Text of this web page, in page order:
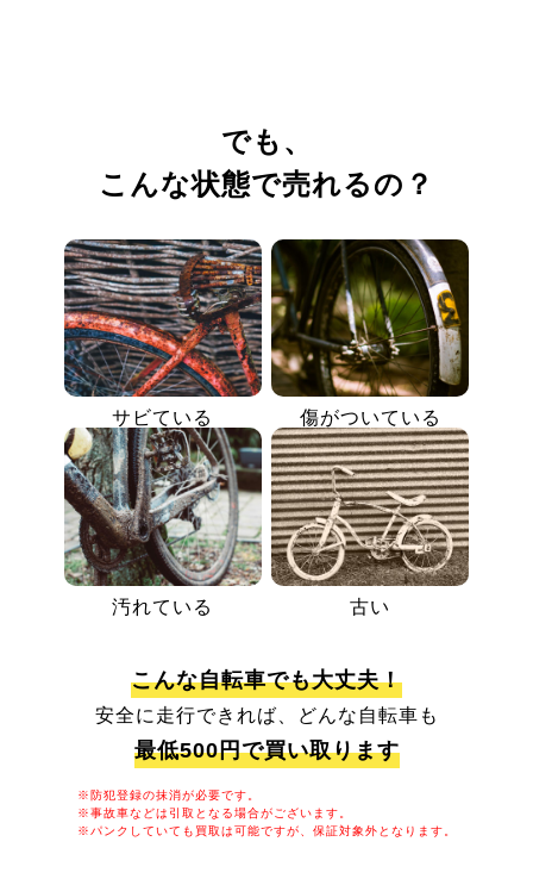
でも、
こんな状態で売れるの？
サビている 傷がついている
汚れている 古い
こんな自転車でも大丈夫！
安全に走行できれば、どんな自転車も
最低500円で買い取ります
※防犯登録の抹消が必要です。
※事故車などは引取となる場合がございます。
※パンクしていても買取は可能ですが、保証対象外となります。